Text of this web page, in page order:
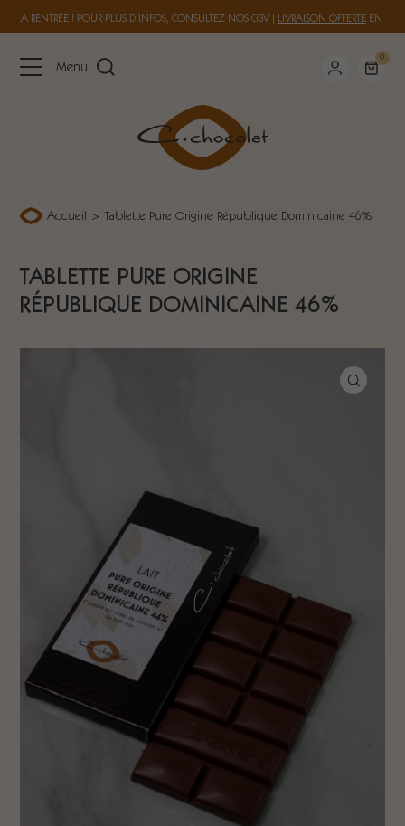
LA RENTRÉE ! POUR PLUS D’INFOS, CONSULTEZ NOS CGV| LIVRAISON OFFERTEEN
Menu
0
Accueil > Tablette Pure Origine République Dominicaine 46%
TABLETTE PURE ORIGINE
RÉPUBLIQUE DOMINICAINE 46%